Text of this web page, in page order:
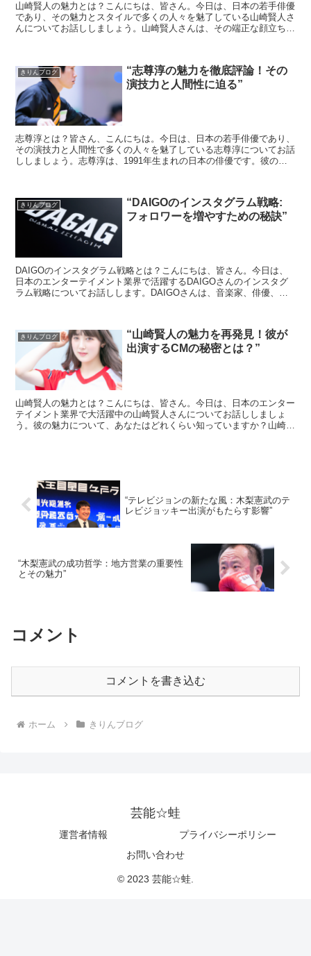
山崎賢人の魅力とは？こんにちは、皆さん。今日は、日本の若手俳優
であり、その魅力とスタイルで多くの人々を魅了している山崎賢人さ
んについてお話ししましょう。山崎賢人さんは、その端正な顔立ちと
きりんブログ
“志尊淳の魅力を徹底評論！その
演技力と人間性に迫る”
志尊淳とは？皆さん、こんにちは。今日は、日本の若手俳優であり、
その演技力と人間性で多くの人々を魅了している志尊淳についてお話
ししましょう。志尊淳は、1991年生まれの日本の俳優です。彼の演
きりんブログ
“DAIGOのインスタグラム戦略:
フォロワーを増やすための秘訣”
DAIGOのインスタグラム戦略とは？こんにちは、皆さん。今日は、
日本のエンターテイメント業界で活躍するDAIGOさんのインスタグ
ラム戦略についてお話しします。DAIGOさんは、音楽家、俳優、そ
きりんブログ
“山崎賢人の魅力を再発見！彼が
出演するCMの秘密とは？”
山崎賢人の魅力とは？こんにちは、皆さん。今日は、日本のエンター
テイメント業界で大活躍中の山崎賢人さんについてお話ししましょ
う。彼の魅力について、あなたはどれくらい知っていますか？山崎賢
“テレビジョンの新たな風：木梨憲武のテ
レビジョッキー出演がもたらす影響”
“木梨憲武の成功哲学：地方営業の重要性
とその魅力”
コメント
コメントを書き込む
ホーム きりんブログ
芸能☆蛙
運営者情報
プライバシーポリシー
お問い合わせ
© 2023 芸能☆蛙.